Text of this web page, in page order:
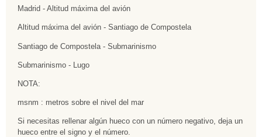
Madrid - Altitud máxima del avión
Altitud máxima del avión - Santiago de Compostela
Santiago de Compostela - Submarinismo
Submarinismo - Lugo
NOTA:
msnm : metros sobre el nivel del mar
Si necesitas rellenar algún hueco con un número negativo, deja un
hueco entre el signo y el número.